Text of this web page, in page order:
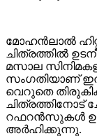
മോഹൻലാൽ
ചിത്രത്തിൽ
മസാല
സംഗതിയാണ്
വെറുതെ
ചിത്രത്തിനോട്
റഫറൻസുകൾ
അർഹിക്കുന്നു.